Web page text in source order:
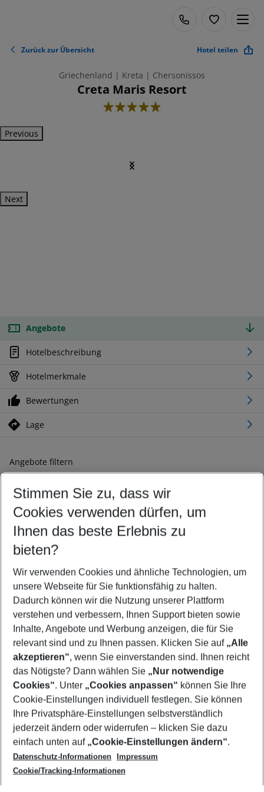
Zurück zur Übersicht Hotel teilen
Griechenland | Kreta | Chersonissos
Creta Maris Resort
5
Previous
Next
Angebote
Hotelbeschreibung
Hotelmerkmale
Bewertungen
Lage
Angebote filtern
Ändern Sie Ihre Kriterien nach Ihren Wünschen
Abflughafen wählen
Beliebiger Abflughafen
Reisezeitraum wählen
11.08.26– 09.08.27 5-8 Nächte
2 Erwachsene Keine Kinder
Mehr Filter anzeigen
Footer
Footer navigation
Über uns
AGB
Cookie-Einstellungen ändern
Cookie-Richtlinie
Datenschutz
Service & Hilfe
Barrierefreies Reisen
Check-in
Folgen Sie uns
Stimmen Sie zu, dass wir
Cookies verwenden dürfen, um
Ihnen das beste Erlebnis zu
bieten?
Wir verwenden Cookies und ähnliche Technologien, um
unsere Webseite für Sie funktionsfähig zu halten.
Dadurch können wir die Nutzung unserer Plattform
verstehen und verbessern, Ihnen Support bieten sowie
Inhalte, Angebote und Werbung anzeigen, die für Sie
relevant sind und zu Ihnen passen. Klicken Sie auf „Alle
akzeptieren“, wenn Sie einverstanden sind. Ihnen reicht
das Nötigste? Dann wählen Sie „Nur notwendige
Cookies“. Unter „Cookies anpassen“ können Sie Ihre
Cookie-Einstellungen individuell festlegen. Sie können
Ihre Privatsphäre-Einstellungen selbstverständlich
jederzeit ändern oder widerrufen – klicken Sie dazu
einfach unten auf „Cookie-Einstellungen ändern“.
Datenschutz-Informationen
Impressum
Cookie/Tracking-Informationen